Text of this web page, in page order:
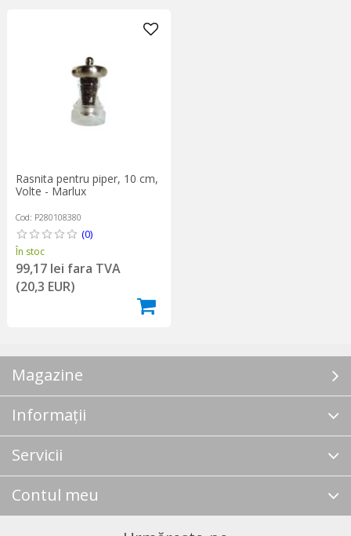
Rasnita pentru piper, 10 cm,
Volte - Marlux
Cod: P280108380
(0)
În stoc
99,17 lei fara TVA
(20,3 EUR)
Magazine
Informații
Servicii
Contul meu